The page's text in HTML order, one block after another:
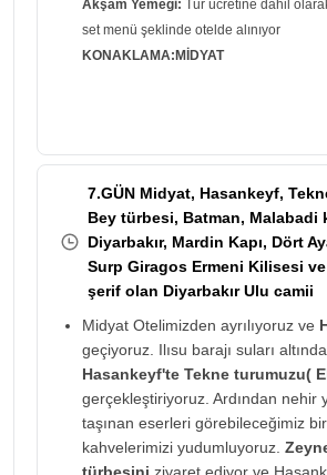
Akşam Yemeği: Tur ücretine dahil
set menü şeklinde otelde alınıyor
KONAKLAMA:MİDYAT
7.GÜN Midyat, Hasankeyf,
Bey türbesi, Batman, Malabadi
Diyarbakır, Mardin Kapı, Dört
Surp Giragos Ermeni Kilisesi ve
şerif olan Diyarbakır Ulu camii
Midyat Otelimizden ayrılıyoruz ve
geçiyoruz. Ilısu barajı suları
Hasankeyf'te Tekne turumuzu(
gerçekleştiriyoruz. Ardından nehir
taşınan eserleri görebileceğimiz
kahvelerimizi yudumluyoruz.